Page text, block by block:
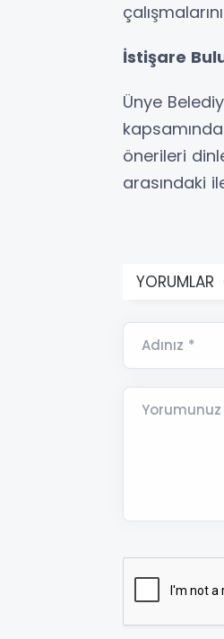
İstişare
Ünye
önerileri
arasındaki
YORUMLAR
Adınız *
Yorumunuz